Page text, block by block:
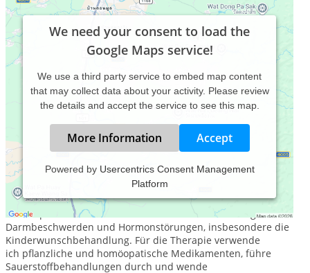
We need your consent to load the
Google Maps service!
We use a third party service to embed map content
that may collect data about your activity. Please review
the details and accept the service to see this map.
More Information Accept
Powered by Usercentrics Consent Management
Platform
Ich arbeite nach ganzheitlichem Ansatz und setze dazu die
Irisdiagnose und die Dunkelfeld-Diagnose ein. Zu den
Schwerpunkten meiner Arbeit zählen die Behandlung von
Darmbeschwerden und Hormonstörungen, insbesondere die
Kinderwunschbehandlung. Für die Therapie verwende
ich pflanzliche und homöopatische Medikamenten, führe
Sauerstoffbehandlungen durch und wende